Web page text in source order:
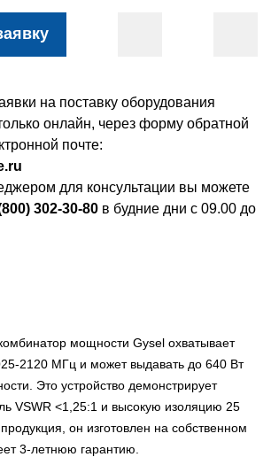
на поставку оборудования
онлайн, через форму обратной
почте:
для консультации вы можете
302-30-80 в будние дни с 09.00 до
мощности Gysel охватывает
2120 МГц и может выдавать до 640 Вт
Это устройство демонстрирует
VSWR <1,25:1 и высокую изоляцию 25
он изготовлен на собственном
3-летнюю гарантию.